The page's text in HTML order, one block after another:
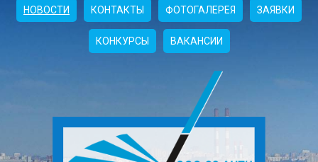
НОВОСТИ КОНТАКТЫ ФОТОГАЛЕРЕЯ ЗАЯВКИ
КОНКУРСЫ ВАКАНСИИ